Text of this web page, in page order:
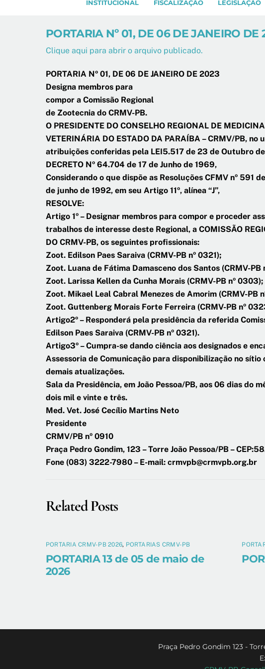
INSTITUCIONAL FISCALIZAÇÃO LEGISLAÇÃO
PORTARIA Nº 01, DE 06 DE JANEIRO DE
Clique aqui para abrir o arquivo publicado.
PORTARIA Nº 01, DE 06 DE JANEIRO DE 2023
Designa membros para
compor a Comissão Regional
de Zootecnia do CRMV-PB.
O PRESIDENTE DO CONSELHO REGIONAL DE MEDICINA
VETERINÁRIA DO ESTADO DA PARAÍBA – CRMV/PB, no
atribuições conferidas pela LEI5.517 de 23 de Outubro
DECRETO Nº 64.704 de 17 de Junho de 1969,
Considerando o que dispõe as Resoluções CFMV nº 591
de junho de 1992, em seu Artigo 11º, alínea “J”,
RESOLVE:
Artigo 1º – Designar membros para compor e proceder
trabalhos de interesse deste Regional, a COMISSÃO
DO CRMV-PB, os seguintes profissionais:
Zoot. Edilson Paes Saraiva (CRMV-PB nº 0321);
Zoot. Luana de Fátima Damasceno dos Santos (CRMV-PB
Zoot. Larissa Kellen da Cunha Morais (CRMV-PB nº 0303);
Zoot. Mikael Leal Cabral Menezes de Amorim (CRMV-PB
Zoot. Guttenberg Morais Forte Ferreira (CRMV-PB nº
Artigo2º – Responderá pela presidência da referida
Edilson Paes Saraiva (CRMV-PB nº 0321).
Artigo3º – Cumpra-se dando ciência aos designados e
Assessoria de Comunicação para disponibilização no sítio
demais atualizações.
Sala da Presidência, em João Pessoa/PB, aos 06 dias do
dois mil e vinte e três.
Med. Vet. José Cecílio Martins Neto
Presidente
CRMV/PB nº 0910
Praça Pedro Gondim, 123 – Torre João Pessoa/PB –
Fone (083) 3222-7980 – E-mail: crmvpb@crmvpb.org.br
Related Posts
PORTARIA CRMV-PB 2026, PORTARIAS CRMV-PB
PORTARIA 13 de 05 de maio de
2026
Praça Pedro Gondim 123 -